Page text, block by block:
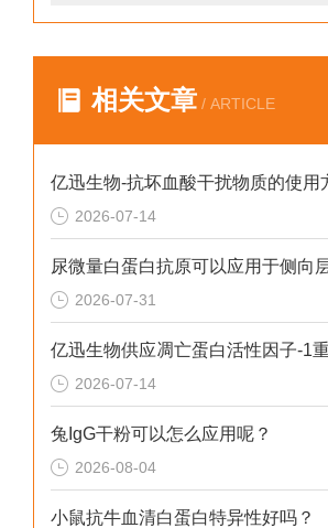
相关文章 / ARTICLE
亿迅生物-抗坏血酸干扰物质的使用
2026-07-14
2026-07-31
2026-07-14
兔IgG干粉可以怎么应用呢？
2026-08-04
小鼠抗牛血清白蛋白特异性好吗？